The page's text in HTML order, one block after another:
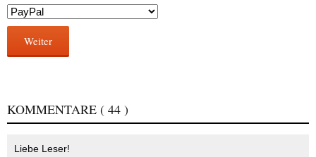
Weiter
KOMMENTARE ( 44 )
Liebe Leser!